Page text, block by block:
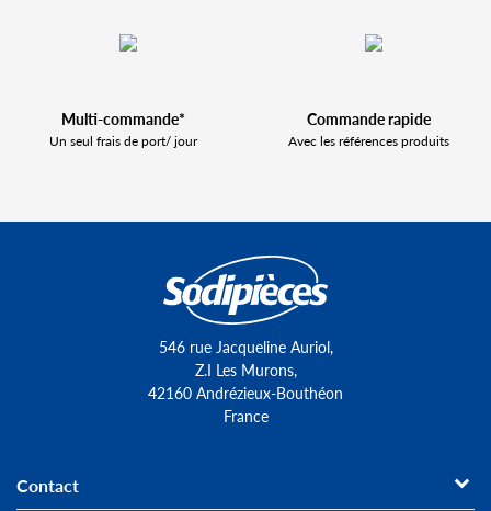
Multi-commande*
Un seul frais de port/ jour
Commande rapide
Avec les références produits
546 rue Jacqueline Auriol,
Z.I Les Murons,
42160 Andrézieux-Bouthéon
France
Contact